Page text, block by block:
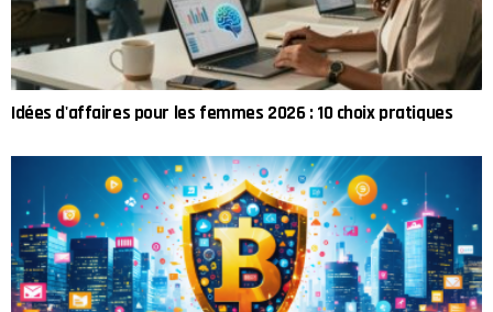
Idées d'affaires pour les femmes 2026 : 10 choix pratiques